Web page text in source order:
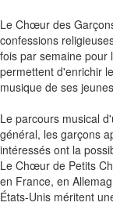
Le Chœur des
confessions
fois par semaine pour
permettent d'enrichir
musique de ses
Le parcours musical
général, les garçons
intéressés ont la
Le Chœur de Petits
en France, en
États-Unis méritent